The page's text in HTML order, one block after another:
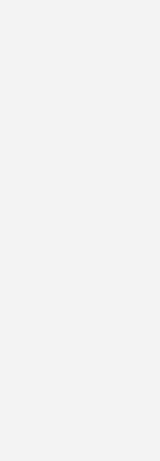
Möglichkeit zur
hält den
und garantiert
für